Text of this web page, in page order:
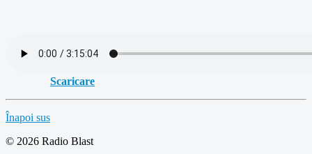
Scaricare
Înapoi sus
© 2026 Radio Blast